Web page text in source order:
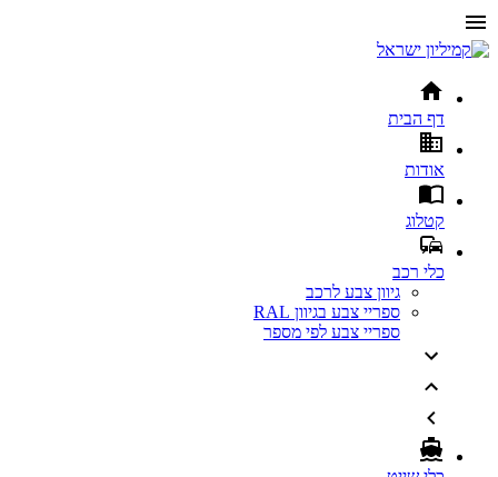
דף הבית
אודות
קטלוג
כלי רכב
גיוון צבע לרכב
ספריי צבע בגיוון RAL
ספריי צבע לפי מספר